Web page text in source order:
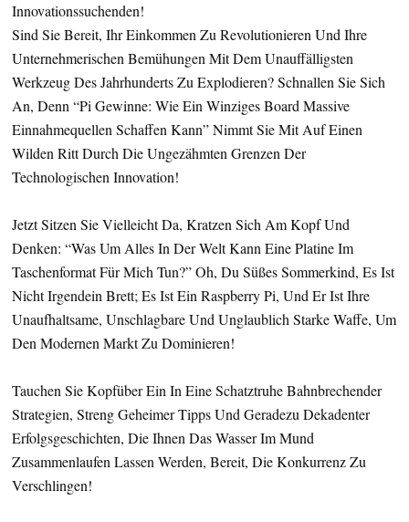
Innovationssuchenden!
Sind Sie Bereit, Ihr Einkommen Zu Revolutionieren Und Ihre
Unternehmerischen Bemühungen Mit Dem Unauffälligsten
Werkzeug Des Jahrhunderts Zu Explodieren? Schnallen Sie Sich
An, Denn “Pi Gewinne: Wie Ein Winziges Board Massive
Einnahmequellen Schaffen Kann” Nimmt Sie Mit Auf Einen
Wilden Ritt Durch Die Ungezähmten Grenzen Der
Technologischen Innovation!
Jetzt Sitzen Sie Vielleicht Da, Kratzen Sich Am Kopf Und
Denken: “Was Um Alles In Der Welt Kann Eine Platine Im
Taschenformat Für Mich Tun?” Oh, Du Süßes Sommerkind, Es Ist
Nicht Irgendein Brett; Es Ist Ein Raspberry Pi, Und Er Ist Ihre
Unaufhaltsame, Unschlagbare Und Unglaublich Starke Waffe, Um
Den Modernen Markt Zu Dominieren!
Tauchen Sie Kopfüber Ein In Eine Schatztruhe Bahnbrechender
Strategien, Streng Geheimer Tipps Und Geradezu Dekadenter
Erfolgsgeschichten, Die Ihnen Das Wasser Im Mund
Zusammenlaufen Lassen Werden, Bereit, Die Konkurrenz Zu
Verschlingen!